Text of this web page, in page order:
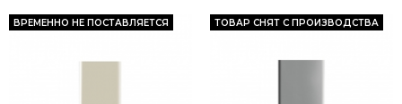
ВРЕМЕННО НЕ ПОСТАВЛЯЕТСЯ ТОВАР СНЯТ С ПРОИЗВОДСТВА